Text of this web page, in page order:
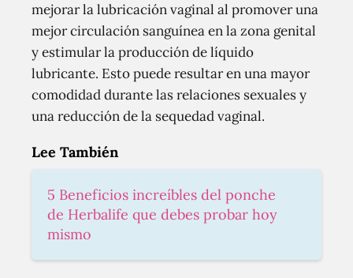
mejorar la lubricación vaginal al promover una
mejor circulación sanguínea en la zona genital
y estimular la producción de líquido
lubricante. Esto puede resultar en una mayor
comodidad durante las relaciones sexuales y
una reducción de la sequedad vaginal.
Lee También
5 Beneficios increíbles del ponche
de Herbalife que debes probar hoy
mismo